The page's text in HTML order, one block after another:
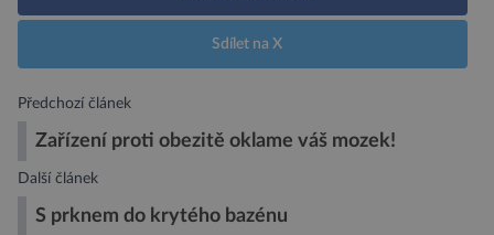
Sdílet na X
Předchozí článek
Zařízení proti obezitě oklame váš mozek!
Další článek
S prknem do krytého bazénu